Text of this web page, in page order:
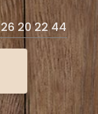
20 22 44